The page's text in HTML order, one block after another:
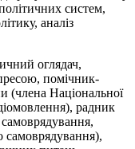
систем,
аналіз
оглядач,
пресою, помічник-
(члена Національної
радник
самоврядування),